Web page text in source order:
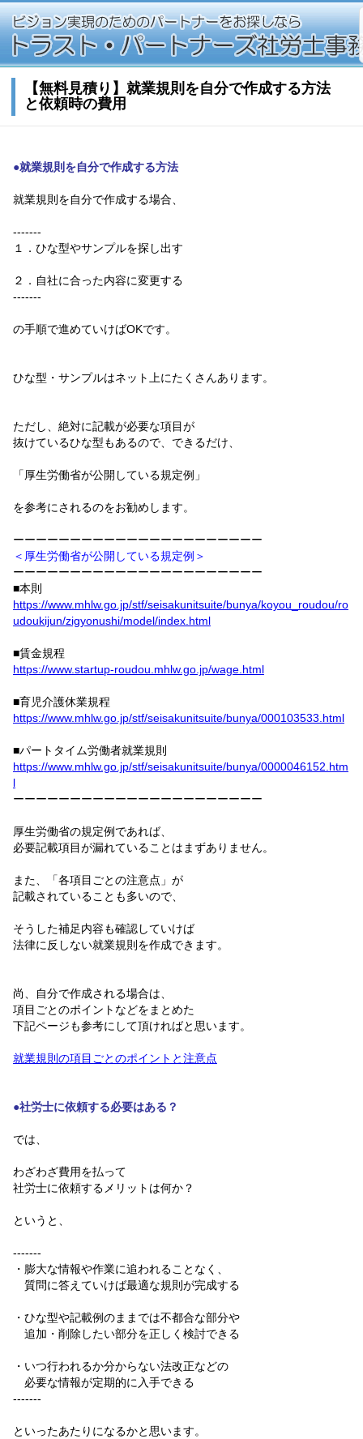
【無料見積り】就業規則を自分で作成する方法
と依頼時の費用
●就業規則を自分で作成する方法
就業規則を自分で作成する場合、
-------
１．ひな型やサンプルを探し出す
２．自社に合った内容に変更する
-------
の手順で進めていけばOKです。
ひな型・サンプルはネット上にたくさんあります。
ただし、絶対に記載が必要な項目が
抜けているひな型もあるので、できるだけ、
「厚生労働省が公開している規定例」
を参考にされるのをお勧めします。
ーーーーーーーーーーーーーーーーーーーーーー
＜厚生労働省が公開している規定例＞
ーーーーーーーーーーーーーーーーーーーーーー
■本則
https://www.mhlw.go.jp/stf/seisakunitsuite/bunya/koyou_roudou/ro
udoukijun/zigyonushi/model/index.html
■賃金規程
https://www.startup-roudou.mhlw.go.jp/wage.html
■育児介護休業規程
https://www.mhlw.go.jp/stf/seisakunitsuite/bunya/000103533.html
■パートタイム労働者就業規則
https://www.mhlw.go.jp/stf/seisakunitsuite/bunya/0000046152.htm
l
ーーーーーーーーーーーーーーーーーーーーーー
厚生労働省の規定例であれば、
必要記載項目が漏れていることはまずありません。
また、「各項目ごとの注意点」が
記載されていることも多いので、
そうした補足内容も確認していけば
法律に反しない就業規則を作成できます。
尚、自分で作成される場合は、
項目ごとのポイントなどをまとめた
下記ページも参考にして頂ければと思います。
就業規則の項目ごとのポイントと注意点
●社労士に依頼する必要はある？
では、
わざわざ費用を払って
社労士に依頼するメリットは何か？
というと、
-------
・膨大な情報や作業に追われることなく、
質問に答えていけば最適な規則が完成する
・ひな型や記載例のままでは不都合な部分や
追加・削除したい部分を正しく検討できる
・いつ行われるか分からない法改正などの
必要な情報が定期的に入手できる
-------
といったあたりになるかと思います。